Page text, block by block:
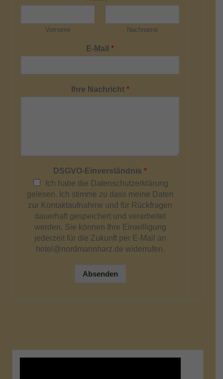
Vorname Nachname
E-Mail *
Ihre Nachricht *
DSGVO-Einverständnis *
Ich habe die Datenschutzerklärung
gelesen. Ich stimme zu dass meine Daten
zur Kontaktaufnahme und für Rückfragen
dauerhaft gespeichert und verarbeitet
werden. Sie können Ihre Einwilligung
jederzeit für die Zukunft per E-Mail an
hotel@nordmannharz.de widerrufen.
Absenden